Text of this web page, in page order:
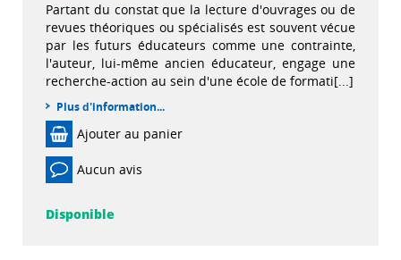
Partant du constat que la lecture d'ouvrages ou de
revues théoriques ou spécialisés est souvent vécue
par les futurs éducateurs comme une contrainte,
l'auteur, lui-même ancien éducateur, engage une
recherche-action au sein d'une école de formati[...]
Plus d'information...
Ajouter au panier
Aucun avis
Disponible